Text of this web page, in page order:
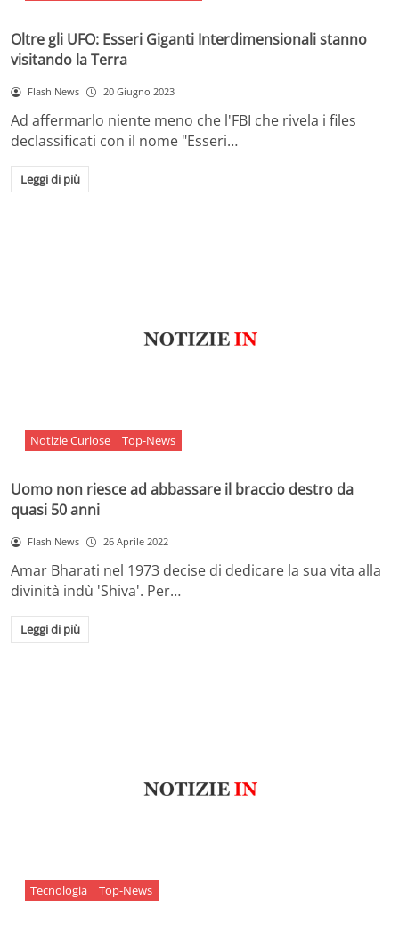
Oltre gli UFO: Esseri Giganti Interdimensionali stanno
visitando la Terra
Flash News 20 Giugno 2023
Ad affermarlo niente meno che l'FBI che rivela i files
declassificati con il nome "Esseri…
Leggi di più
Notizie Curiose Top-News
Uomo non riesce ad abbassare il braccio destro da
quasi 50 anni
Flash News 26 Aprile 2022
Amar Bharati nel 1973 decise di dedicare la sua vita alla
divinità indù 'Shiva'. Per…
Leggi di più
Tecnologia Top-News